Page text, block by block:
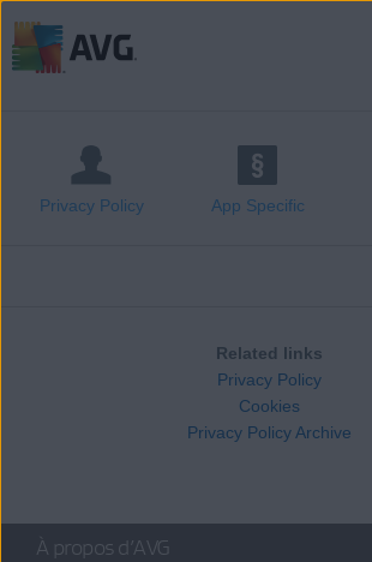
Privacy Policy App Specific
Related links
Privacy Policy
Cookies
Privacy Policy Archive
À propos d’AVG